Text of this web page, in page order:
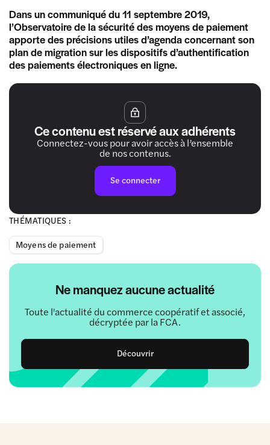
THÉMATIQUES :
Moyens de paiement
Ne manquez aucune actualité
Toute l'actualité du commerce coopératif et associé,
décryptée par la FCA.
Découvrir
Dans un communiqué du 11 septembre 2019,
l’Observatoire de la sécurité des moyens de paiement
apporte des précisions utiles d’agenda concernant son
plan de migration sur les dispositifs d’authentification
des paiements électroniques en ligne.
Ce contenu est réservé aux adhérents
Connectez-vous pour avoir accès à l’ensemble
de nos contenus.
Se connecter